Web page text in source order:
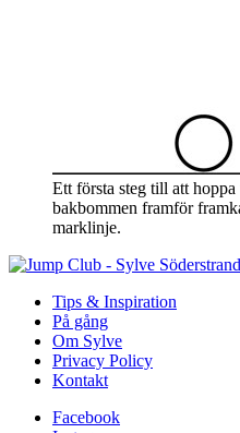
Ett första steg till att
bakbommen framför
marklinje.
Tips & Inspiration
På gång
Om Sylve
Privacy Policy
Kontakt
Facebook